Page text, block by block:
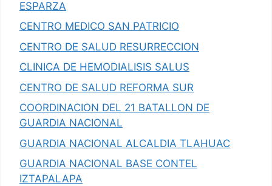
ESPARZA
CENTRO MEDICO SAN PATRICIO
CENTRO DE SALUD RESURRECCION
CLINICA DE HEMODIALISIS SALUS
CENTRO DE SALUD REFORMA SUR
COORDINACION DEL 21 BATALLON DE
GUARDIA NACIONAL
GUARDIA NACIONAL ALCALDIA TLAHUAC
GUARDIA NACIONAL BASE CONTEL
IZTAPALAPA